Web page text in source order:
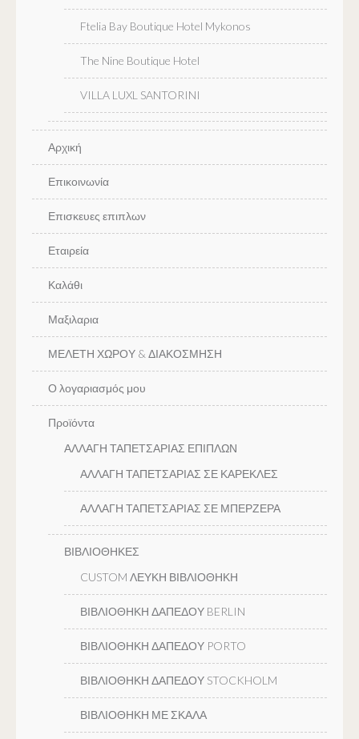
Ftelia Bay Boutique Hotel Mykonos
The Nine Boutique Hotel
VILLA LUXL SANTORINI
Αρχική
Επικοινωνία
Επισκευες επιπλων
Εταιρεία
Καλάθι
Μαξιλαρια
ΜΕΛΕΤΗ ΧΩΡΟΥ & ΔΙΑΚΟΣΜΗΣΗ
Ο λογαριασμός μου
Προϊόντα
ΑΛΛΑΓΗ ΤΑΠΕΤΣΑΡΙΑΣ ΕΠΙΠΛΩΝ
ΑΛΛΑΓΗ ΤΑΠΕΤΣΑΡΙΑΣ ΣΕ ΚΑΡΕΚΛΕΣ
ΑΛΛΑΓΗ ΤΑΠΕΤΣΑΡΙΑΣ ΣΕ ΜΠΕΡΖΕΡΑ
ΒΙΒΛΙΟΘΗΚΕΣ
CUSTOM ΛΕΥΚΗ ΒΙΒΛΙΟΘΗΚΗ
ΒΙΒΛΙΟΘΗΚΗ ΔΑΠΕΔΟΥ BERLIN
ΒΙΒΛΙΟΘΗΚΗ ΔΑΠΕΔΟΥ PORTO
ΒΙΒΛΙΟΘΗΚΗ ΔΑΠΕΔΟΥ STOCKHOLM
ΒΙΒΛΙΟΘΗΚΗ ΜΕ ΣΚΑΛΑ